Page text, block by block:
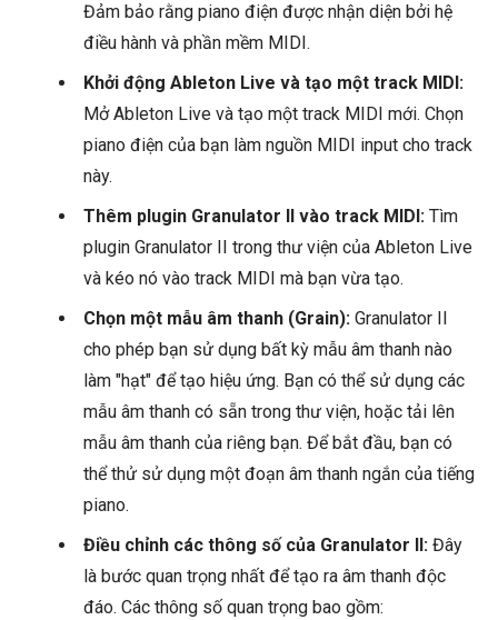
Đảm bảo rằng piano điện được nhận diện bởi hệ
điều hành và phần mềm MIDI.
Khởi động Ableton Live và tạo một track MIDI:
Mở Ableton Live và tạo một track MIDI mới. Chọn
piano điện của bạn làm nguồn MIDI input cho track
này.
Thêm plugin Granulator II vào track MIDI: Tìm
plugin Granulator II trong thư viện của Ableton Live
và kéo nó vào track MIDI mà bạn vừa tạo.
Chọn một mẫu âm thanh (Grain): Granulator II
cho phép bạn sử dụng bất kỳ mẫu âm thanh nào
làm "hạt" để tạo hiệu ứng. Bạn có thể sử dụng các
mẫu âm thanh có sẵn trong thư viện, hoặc tải lên
mẫu âm thanh của riêng bạn. Để bắt đầu, bạn có
thể thử sử dụng một đoạn âm thanh ngắn của tiếng
piano.
Điều chỉnh các thông số của Granulator II: Đây
là bước quan trọng nhất để tạo ra âm thanh độc
đáo. Các thông số quan trọng bao gồm: